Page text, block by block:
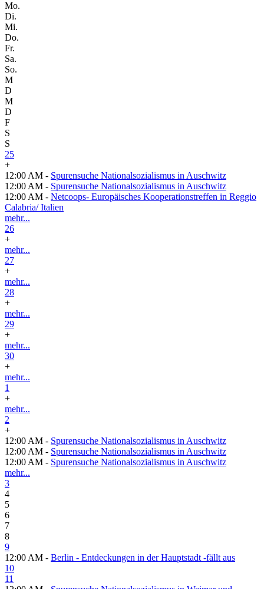
Mo.
Di.
Mi.
Do.
Fr.
Sa.
So.
M
D
M
D
F
S
S
25
+
12:00 AM - Spurensuche Nationalsozialismus in Auschwitz
12:00 AM - Spurensuche Nationalsozialismus in Auschwitz
12:00 AM - Netcoops- Europäisches Kooperationstreffen in Reggio
Calabria/ Italien
mehr...
26
+
mehr...
27
+
mehr...
28
+
mehr...
29
+
mehr...
30
+
mehr...
1
+
mehr...
2
+
12:00 AM - Spurensuche Nationalsozialismus in Auschwitz
12:00 AM - Spurensuche Nationalsozialismus in Auschwitz
12:00 AM - Spurensuche Nationalsozialismus in Auschwitz
mehr...
3
4
5
6
7
8
9
12:00 AM - Berlin - Entdeckungen in der Hauptstadt -fällt aus
10
11